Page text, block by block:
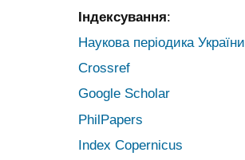
Індексування:
Наукова періодика України
Crossref
Google Scholar
PhilPapers
Index Copernicus